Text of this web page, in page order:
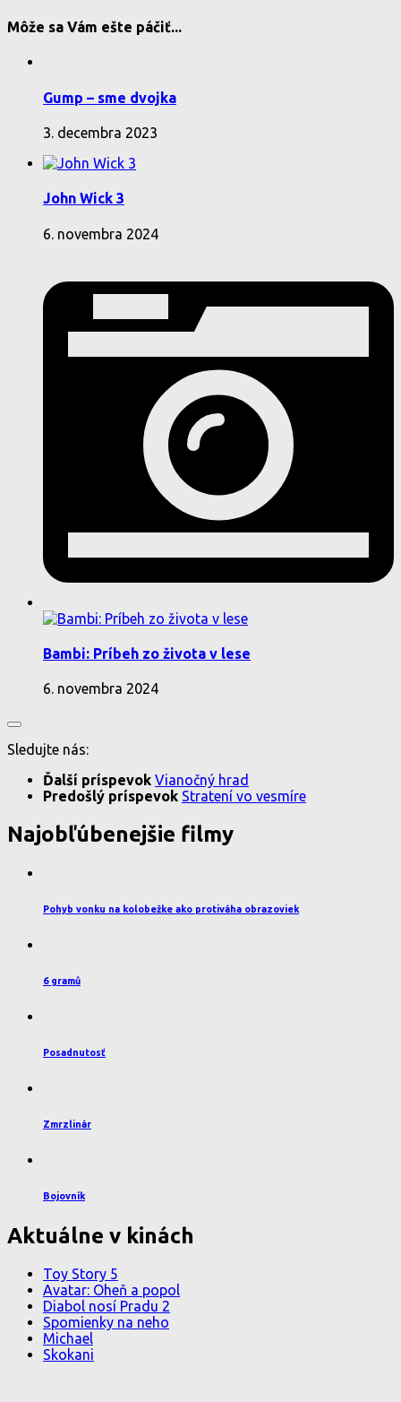
Môže sa Vám ešte páčiť...
Gump – sme dvojka
3. decembra 2023
John Wick 3
6. novembra 2024
Bambi: Príbeh zo života v lese
6. novembra 2024
Sledujte nás:
Ďalší príspevok Vianočný hrad
Predošlý príspevok Stratení vo vesmíre
Najobľúbenejšie filmy
Pohyb vonku na kolobežke ako protiváha obrazoviek
6 gramů
Posadnutosť
Zmrzlinár
Bojovník
Aktuálne v kinách
Toy Story 5
Avatar: Oheň a popol
Diabol nosí Pradu 2
Spomienky na neho
Michael
Skokani